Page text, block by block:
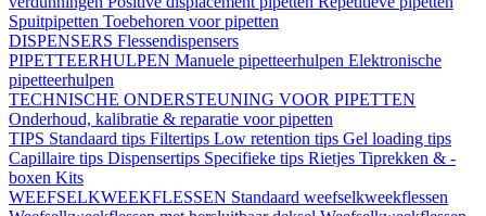
Spuitpipetten Toebehoren voor pipetten
DISPENSERS Flessendispensers
PIPETTEERHULPEN Manuele pipetteerhulpen Elektronische
pipetteerhulpen
TECHNISCHE ONDERSTEUNING VOOR PIPETTEN
Onderhoud, kalibratie & reparatie voor pipetten
TIPS Standaard tips Filtertips Low retention tips Gel loading tips
Capillaire tips Dispensertips Specifieke tips Rietjes Tiprekken & -
boxen Kits
WEEFSELKWEEKFLESSEN Standaard weefselkweekflessen